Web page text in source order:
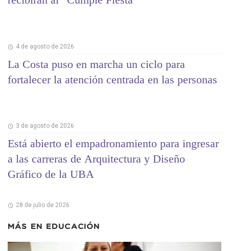
4 de agosto de 2026
La Costa puso en marcha un ciclo para
fortalecer la atención centrada en las personas
3 de agosto de 2026
Está abierto el empadronamiento para ingresar
a las carreras de Arquitectura y Diseño
Gráfico de la UBA
28 de julio de 2026
MÁS EN EDUCACIÓN